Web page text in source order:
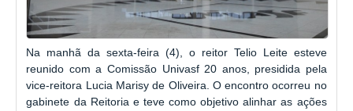
Na manhã da sexta-feira (4), o reitor Telio Leite esteve
reunido com a Comissão Univasf 20 anos, presidida pela
vice-reitora Lucia Marisy de Oliveira. O encontro ocorreu no
gabinete da Reitoria e teve como objetivo alinhar as ações